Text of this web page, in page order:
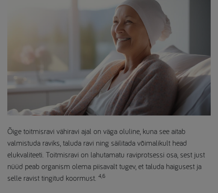
Õige toitmisravi vähiravi ajal on väga oluline, kuna see aitab
valmistuda raviks, taluda ravi ning säilitada võimalikult head
elukvaliteeti. Toitmisravi on lahutamatu raviprotsessi osa, sest just
nüüd peab organism olema piisavalt tugev, et taluda haigusest ja
selle ravist tingitud koormust. 4,6